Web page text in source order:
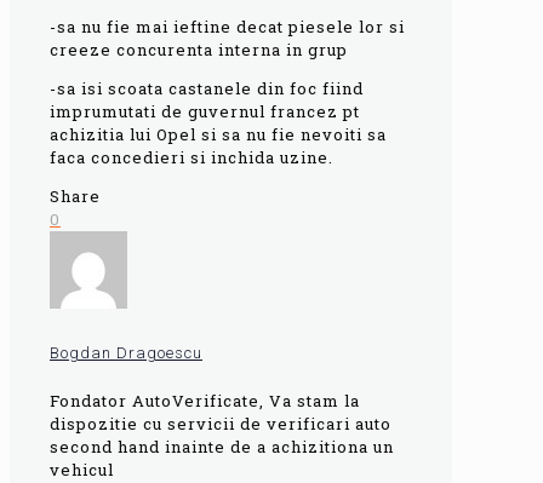
-sa nu fie mai ieftine decat piesele lor si
creeze concurenta interna in grup
-sa isi scoata castanele din foc fiind
imprumutati de guvernul francez pt
achizitia lui Opel si sa nu fie nevoiti sa
faca concedieri si inchida uzine.
Share
0
Bogdan Dragoescu
Fondator AutoVerificate, Va stam la
dispozitie cu servicii de verificari auto
second hand inainte de a achizitiona un
vehicul